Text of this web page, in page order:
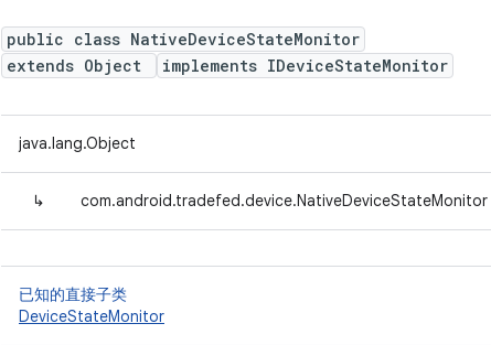
public class NativeDeviceStateMonitor
extends Object
implements IDeviceStateMonitor
java.lang.Object
↳ com.android.tradefed.device.NativeDeviceStateMonitor
已知的直接子类
DeviceStateMonitor